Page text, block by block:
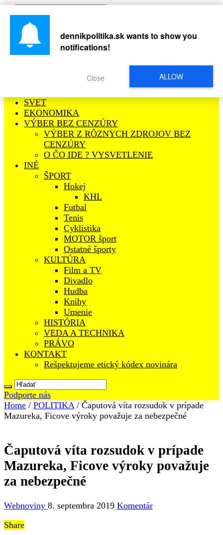
Podporte nás
VYHLÁSENIA POLITIKOV
SVET
EKONOMIKA
VÝBER BEZ CENZÚRY
VÝBER Z RÔZNYCH ZDROJOV BEZ
CENZÚRY
O ČO IDE ? VYSVETLENIE
INÉ
ŠPORT
Hokej
KHL
Futbal
Tenis
Cyklistika
MOTOR šport
Ostatné športy
KULTÚRA
Film a TV
Divadlo
Hudba
Knihy
Umenie
HISTÓRIA
VEDA A TECHNIKA
PRÁVO
KONTAKT
Rešpektujeme etický kódex novinára
Podporte nás
Home / POLITIKA / Čaputová víta rozsudok v prípade
Mazureka, Ficove výroky považuje za nebezpečné
Čaputová víta rozsudok v prípade
Mazureka, Ficove výroky považuje
za nebezpečné
Webnoviny 8. septembra 2019 Komentár
Share
dennikpolitika.skwants to show you
notifications!
ALLOW
Close